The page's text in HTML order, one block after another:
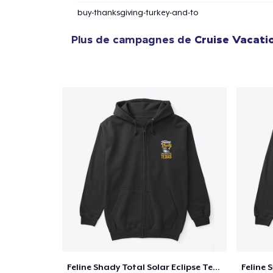
buy-thanksgiving-turkey-and-to
Plus de campagnes de Cruise
Feline Shady Total Solar Eclipse Texas